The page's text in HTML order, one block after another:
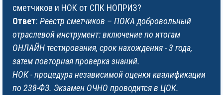
сметчиков и НОК от СПК НОПРИЗ?
Ответ: Реестр сметчиков – ПОКА добровольный
отраслевой инструмент: включение по итогам
ОНЛАЙН тестирования, срок нахождения - 3 года,
затем повторная проверка знаний.
НОК - процедура независимой оценки квалификации
по 238-ФЗ. Экзамен ОЧНО проводится в ЦОК.